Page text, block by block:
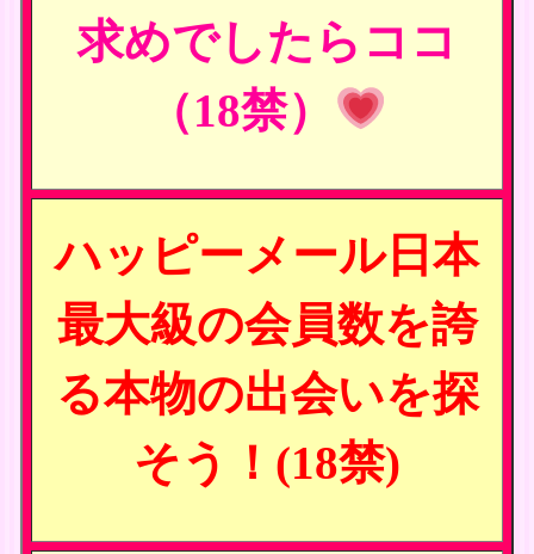
求めでしたらココ
（18禁）
ハッピーメール日本
最大級の会員数を誇
る本物の出会いを探
そう！(18禁)